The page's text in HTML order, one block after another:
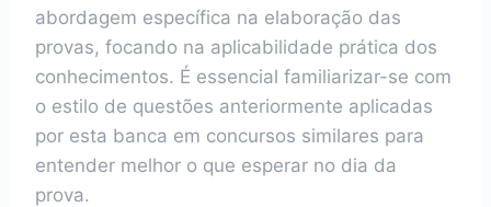
abordagem específica na elaboração das
provas, focando na aplicabilidade prática dos
conhecimentos. É essencial familiarizar-se com
o estilo de questões anteriormente aplicadas
por esta banca em concursos similares para
entender melhor o que esperar no dia da
prova.